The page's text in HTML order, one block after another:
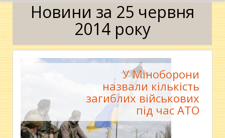
Новини за 25 червня
2014 року
У Міноборони
назвали кількість
загиблих військових
під час АТО